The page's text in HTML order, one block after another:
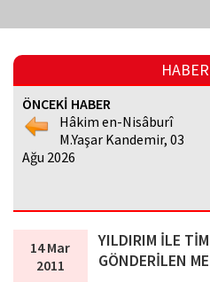
ÖNCEKİ HABER
Hâkim en-Nisâburî
M.Yaşar Kandemir, 03
Ağu 2026
14 Mar
2011
YILDIRIM İLE
GÖNDERİLEN